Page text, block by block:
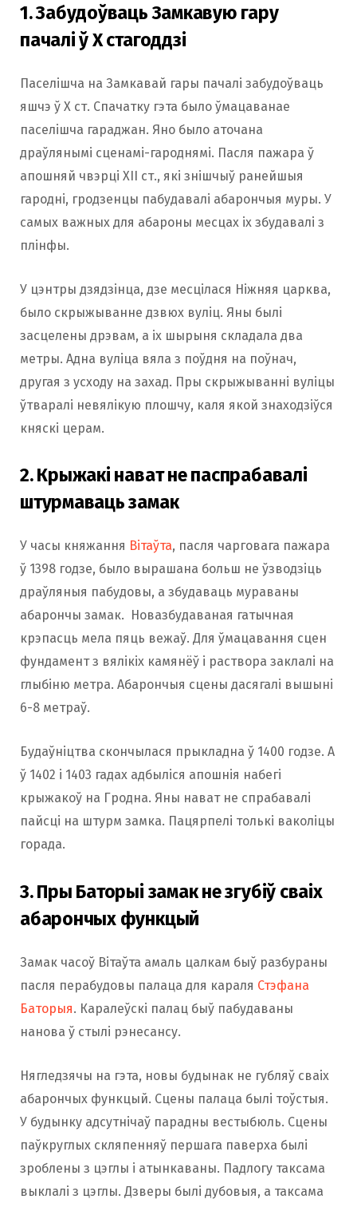
1. Забудоўваць Замкавую гару
пачалі ў Х стагоддзі
Паселішча на Замкавай гары пачалі забудоўваць
яшчэ ў Х ст. Спачатку гэта было ўмацаванае
паселішча гараджан. Яно было аточана
драўлянымі сценамі-гароднямі. Пасля пажара ў
апошняй чвэрці ХІІ ст., які знішчыў ранейшыя
гародні, гродзенцы пабудавалі абарончыя муры. У
самых важных для абароны месцах іх збудавалі з
плінфы.
У цэнтры дзядзінца, дзе месцілася Ніжняя царква,
было скрыжыванне дзвюх вуліц. Яны былі
засцелены дрэвам, а іх шырыня складала два
метры. Адна вуліца вяла з поўдня на поўнач,
другая з усходу на захад. Пры скрыжыванні вуліцы
ўтваралі невялікую плошчу, каля якой знаходзіўся
княскі церам.
2. Крыжакі нават не паспрабавалі
штурмаваць замак
У часы княжання Вітаўта, пасля чарговага пажара
ў 1398 годзе, было вырашана больш не ўзводзіць
драўляныя пабудовы, а збудаваць мураваны
абарончы замак. Новазбудаваная гатычная
крэпасць мела пяць вежаў. Для ўмацавання сцен
фундамент з вялікіх камянёў і раствора заклалі на
глыбіню метра. Абарончыя сцены дасягалі вышыні
6-8 метраў.
Будаўніцтва скончылася прыкладна ў 1400 годзе. А
ў 1402 і 1403 гадах адбыліся апошнія набегі
крыжакоў на Гродна. Яны нават не спрабавалі
пайсці на штурм замка. Пацярпелі толькі ваколіцы
горада.
3. Пры Баторыі замак не згубіў сваіх
абарончых функцый
Замак часоў Вітаўта амаль цалкам быў разбураны
пасля перабудовы палаца для караля Стэфана
Баторыя. Каралеўскі палац быў пабудаваны
нанова ў стылі рэнесансу.
Нягледзячы на гэта, новы будынак не губляў сваіх
абарончых функцый. Сцены палаца былі тоўстыя.
У будынку адсутнічаў парадны вестыбюль. Сцены
паўкруглых скляпенняў першага паверха былі
зроблены з цэглы і атынкаваны. Падлогу таксама
выклалі з цэглы. Дзверы былі дубовыя, а таксама